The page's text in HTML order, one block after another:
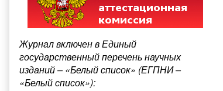
Журнал включен в Единый
государственный перечень научных
изданий – «Белый список» (ЕГПНИ –
«Белый список»):